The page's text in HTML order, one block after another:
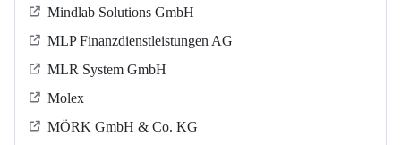
Mindlab Solutions GmbH
MLP Finanzdienstleistungen AG
MLR System GmbH
Molex
MÖRK GmbH & Co. KG